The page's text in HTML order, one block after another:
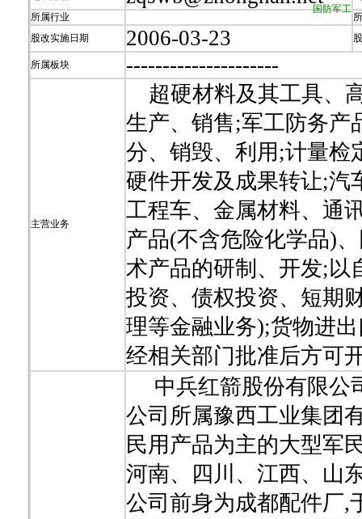
所属行业
国防军工
股改实施日期
2006-03-23
所属板块 ---------------------
主营业务
超硬材料及其工具、
生产、销售;军工防务产
分、销毁、利用;计量检
硬件开发及成果转让;汽
工程车、金属材料、通
产品(不含危险化学品)
术产品的研制、开发;以
投资、债权投资、短期
理等金融业务);货物进
经相关部门批准后方可
中兵红箭股份有限公
公司所属豫西工业集团
民用产品为主的大型军
河南、四川、江西、山
公司前身为成都配件厂,